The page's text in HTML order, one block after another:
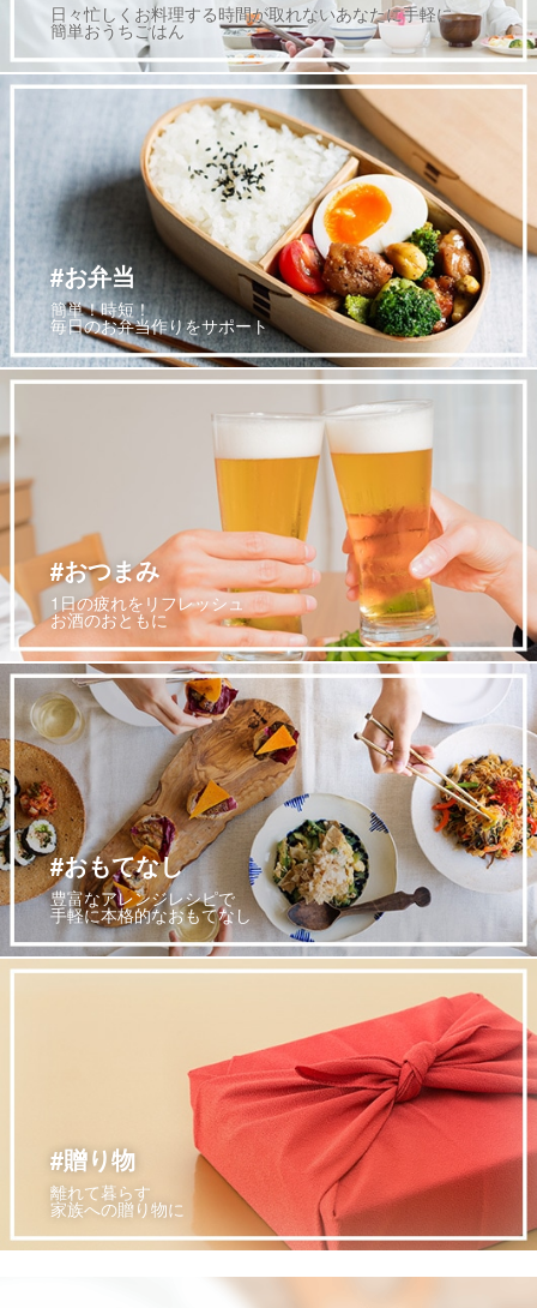
日々忙しくお料理する時間が取れないあなたに手軽に
簡単おうちごはん
#お弁当
簡単！時短！
毎日のお弁当作りをサポート
#おつまみ
1日の疲れをリフレッシュ
お酒のおともに
#おもてなし
豊富なアレンジレシピで
手軽に本格的なおもてなし
#贈り物
離れて暮らす
家族への贈り物に